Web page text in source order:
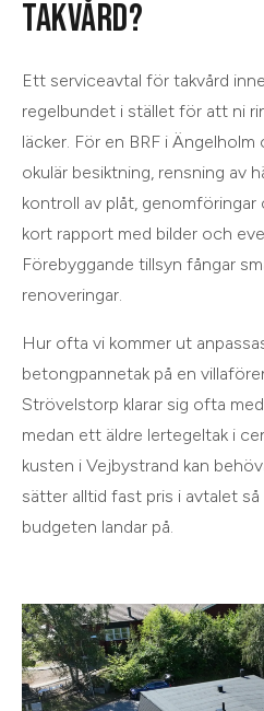
TAKVÅRD?
Ett serviceavtal för takvård
regelbundet i stället för att ni
läcker. För en BRF i
okulär besiktning, rensning av
kontroll av plåt,
kort rapport med bilder och
Förebyggande tillsyn fångar
renoveringar.
Hur ofta vi kommer ut
betongpannetak på en
Strövelstorp klarar sig ofta
medan ett äldre lertegeltak i
kusten i Vejbystrand kan
sätter alltid fast pris i avtalet
budgeten landar på.